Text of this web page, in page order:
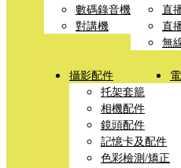
數碼錄音機
對講機
直
直
無
攝影配件
托架套籠
相機配件
鏡頭配件
記憶卡及配件
色彩檢測/矯正